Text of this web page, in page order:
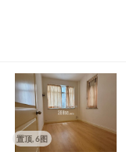
置顶, 6图